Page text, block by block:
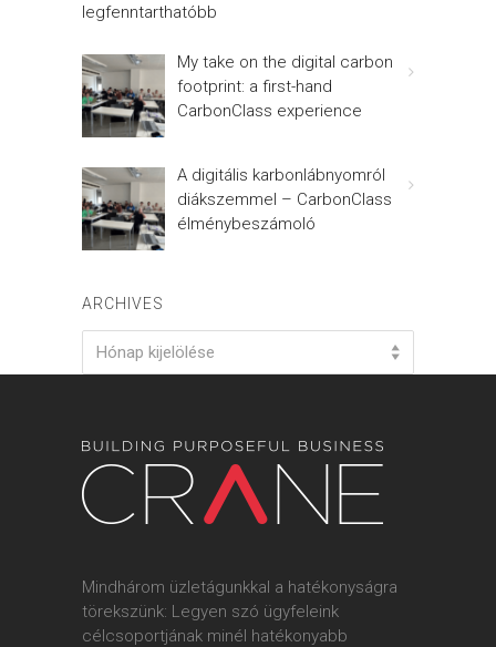
legfenntarthatóbb
My take on the digital carbon
footprint: a first-hand
CarbonClass experience
A digitális karbonlábnyomról
diákszemmel – CarbonClass
élménybeszámoló
ARCHIVES
Archives
Hónap kijelölése
Mindhárom üzletágunkkal a hatékonyságra
törekszünk: Legyen szó ügyfeleink
célcsoportjának minél hatékonyabb